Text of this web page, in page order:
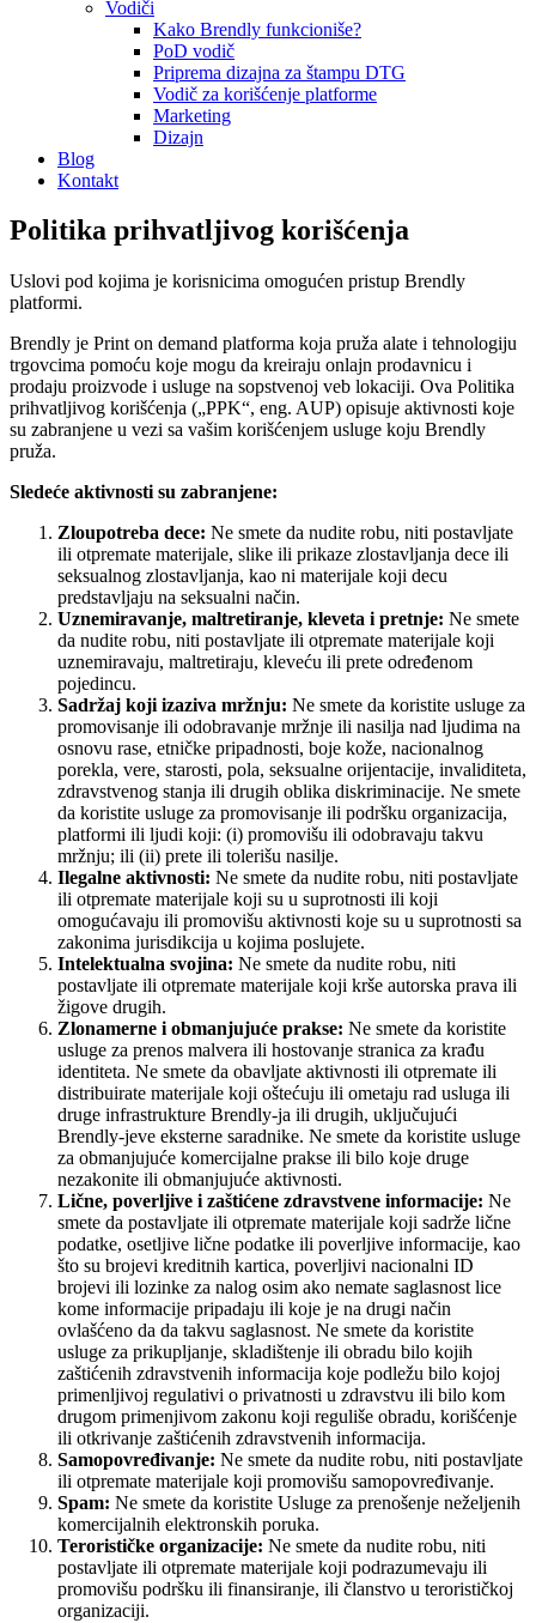
Vodiči
Kako Brendly funkcioniše?
PoD vodič
Priprema dizajna za štampu DTG
Vodič za korišćenje platforme
Marketing
Dizajn
Blog
Kontakt
Politika prihvatljivog korišćenja
Uslovi pod kojima je korisnicima omogućen pristup Brendly
platformi.
Brendly je Print on demand platforma koja pruža alate i tehnologiju
trgovcima pomoću koje mogu da kreiraju onlajn prodavnicu i
prodaju proizvode i usluge na sopstvenoj veb lokaciji. Ova Politika
prihvatljivog korišćenja („PPK“, eng. AUP) opisuje aktivnosti koje
su zabranjene u vezi sa vašim korišćenjem usluge koju Brendly
pruža.
Sledeće aktivnosti su zabranjene:
Zloupotreba dece: Ne smete da nudite robu, niti postavljate
ili otpremate materijale, slike ili prikaze zlostavljanja dece ili
seksualnog zlostavljanja, kao ni materijale koji decu
predstavljaju na seksualni način.
Uznemiravanje, maltretiranje, kleveta i pretnje: Ne smete
da nudite robu, niti postavljate ili otpremate materijale koji
uznemiravaju, maltretiraju, kleveću ili prete određenom
pojedincu.
Sadržaj koji izaziva mržnju: Ne smete da koristite usluge za
promovisanje ili odobravanje mržnje ili nasilja nad ljudima na
osnovu rase, etničke pripadnosti, boje kože, nacionalnog
porekla, vere, starosti, pola, seksualne orijentacije, invaliditeta,
zdravstvenog stanja ili drugih oblika diskriminacije. Ne smete
da koristite usluge za promovisanje ili podršku organizacija,
platformi ili ljudi koji: (i) promovišu ili odobravaju takvu
mržnju; ili (ii) prete ili tolerišu nasilje.
Ilegalne aktivnosti: Ne smete da nudite robu, niti postavljate
ili otpremate materijale koji su u suprotnosti ili koji
omogućavaju ili promovišu aktivnosti koje su u suprotnosti sa
zakonima jurisdikcija u kojima poslujete.
Intelektualna svojina: Ne smete da nudite robu, niti
postavljate ili otpremate materijale koji krše autorska prava ili
žigove drugih.
Zlonamerne i obmanjujuće prakse: Ne smete da koristite
usluge za prenos malvera ili hostovanje stranica za krađu
identiteta. Ne smete da obavljate aktivnosti ili otpremate ili
distribuirate materijale koji oštećuju ili ometaju rad usluga ili
druge infrastrukture Brendly-ja ili drugih, uključujući
Brendly-jeve eksterne saradnike. Ne smete da koristite usluge
za obmanjujuće komercijalne prakse ili bilo koje druge
nezakonite ili obmanjujuće aktivnosti.
Lične, poverljive i zaštićene zdravstvene informacije: Ne
smete da postavljate ili otpremate materijale koji sadrže lične
podatke, osetljive lične podatke ili poverljive informacije, kao
što su brojevi kreditnih kartica, poverljivi nacionalni ID
brojevi ili lozinke za nalog osim ako nemate saglasnost lice
kome informacije pripadaju ili koje je na drugi način
ovlašćeno da da takvu saglasnost. Ne smete da koristite
usluge za prikupljanje, skladištenje ili obradu bilo kojih
zaštićenih zdravstvenih informacija koje podležu bilo kojoj
primenljivoj regulativi o privatnosti u zdravstvu ili bilo kom
drugom primenjivom zakonu koji reguliše obradu, korišćenje
ili otkrivanje zaštićenih zdravstvenih informacija.
Samopovređivanje: Ne smete da nudite robu, niti postavljate
ili otpremate materijale koji promovišu samopovređivanje.
Spam: Ne smete da koristite Usluge za prenošenje neželjenih
komercijalnih elektronskih poruka.
Terorističke organizacije: Ne smete da nudite robu, niti
postavljate ili otpremate materijale koji podrazumevaju ili
promovišu podršku ili finansiranje, ili članstvo u terorističkoj
organizaciji.